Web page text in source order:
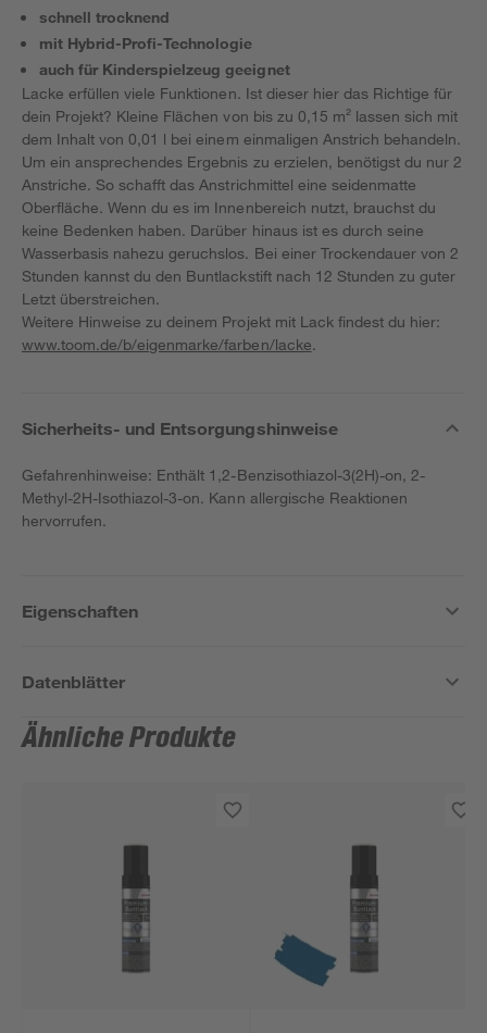
schnell trocknend
mit Hybrid-Profi-Technologie
auch für Kinderspielzeug geeignet
Lacke erfüllen viele Funktionen. Ist dieser hier das Richtige für
dein Projekt? Kleine Flächen von bis zu 0,15 m² lassen sich mit
dem Inhalt von 0,01 l bei einem einmaligen Anstrich behandeln.
Um ein ansprechendes Ergebnis zu erzielen, benötigst du nur 2
Anstriche. So schafft das Anstrichmittel eine seidenmatte
Oberfläche. Wenn du es im Innenbereich nutzt, brauchst du
keine Bedenken haben. Darüber hinaus ist es durch seine
Wasserbasis nahezu geruchslos. Bei einer Trockendauer von 2
Stunden kannst du den Buntlackstift nach 12 Stunden zu guter
Letzt überstreichen.
Weitere Hinweise zu deinem Projekt mit Lack findest du hier:
www.toom.de/b/eigenmarke/farben/lacke.
Sicherheits- und Entsorgungshinweise
Gefahrenhinweise: Enthält 1,2-Benzisothiazol-3(2H)-on, 2-
Methyl-2H-Isothiazol-3-on. Kann allergische Reaktionen
hervorrufen.
Eigenschaften
Datenblätter
Ähnliche Produkte